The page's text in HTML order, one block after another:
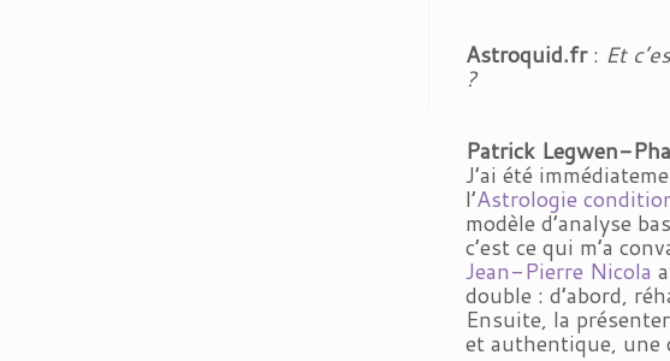
Astroquid.fr: Et
?
Patrick Legwen-
J’ai été
l’Astrologie
modèle d’analyse
c’est ce qui m’a
Jean-Pierre Nicola
double : d’abord,
Ensuite, la
et authentique, une